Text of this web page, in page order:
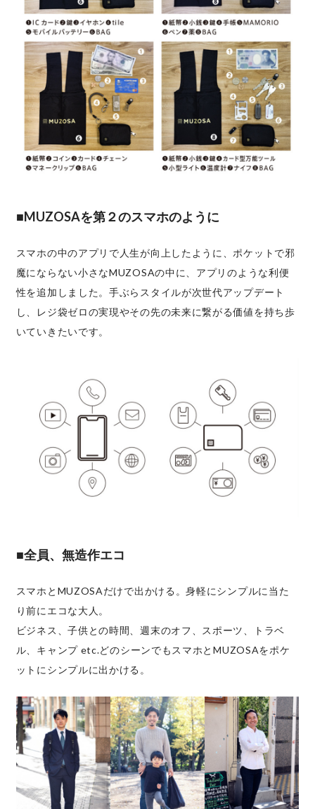
■MUZOSAを第２のスマホのように
スマホの中のアプリで人生が向上したように、ポケットで邪
魔にならない小さなMUZOSAの中に、アプリのような利便
性を追加しました。手ぶらスタイルが次世代アップデート
し、レジ袋ゼロの実現やその先の未来に繋がる価値を持ち歩
いていきたいです。
■全員、無造作エコ
スマホとMUZOSAだけで出かける。身軽にシンプルに当た
り前にエコな大人。
ビジネス、子供との時間、週末のオフ、スポーツ、トラベ
ル、キャンプ etc.どのシーンでもスマホとMUZOSAをポケ
ットにシンプルに出かける。